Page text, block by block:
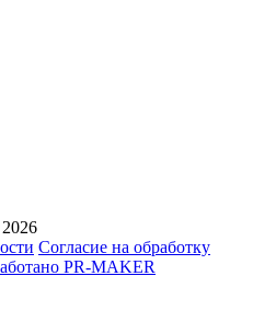
Согласие на обработку
PR-MAKER